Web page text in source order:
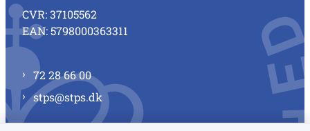
CVR: 37105562
EAN: 5798000363311
72 28 66 00
stps@stps.dk